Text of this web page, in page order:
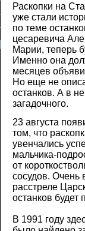
Раскопки на
уже стали
по теме
цесаревича
Марии, теперь
Именно она
месяцев
Но еще не
останков. А в
загадочного.
23 августа
том, что
увенчались
мальчика-
от
сосудов. Очень
расстреле
останков будет
В 1991 году